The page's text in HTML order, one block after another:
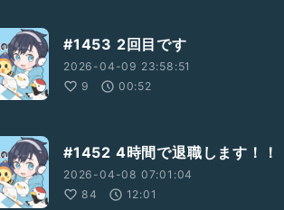
#1453 2回目です
2026-04-09 23:58:51
9
00:52
#1452 4時間で退職します！！
2026-04-08 07:01:04
84
12:01